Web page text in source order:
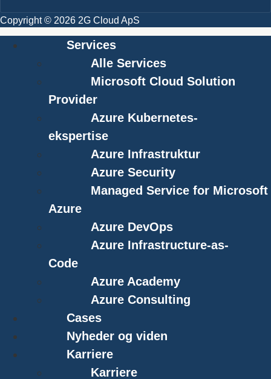
Copyright © 2026 2G Cloud ApS
Services
Alle Services
Microsoft Cloud Solution
Provider
Azure Kubernetes-
ekspertise
Azure Infrastruktur
Azure Security
Managed Service for Microsoft
Azure
Azure DevOps
Azure Infrastructure-as-
Code
Azure Academy
Azure Consulting
Cases
Nyheder og viden
Karriere
Karriere